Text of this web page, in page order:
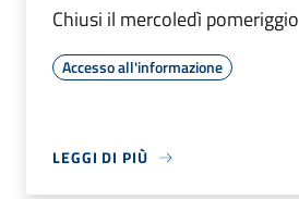
Chiusi il mercoledì pomeriggio
Accesso all'informazione
LEGGI DI PIÙ